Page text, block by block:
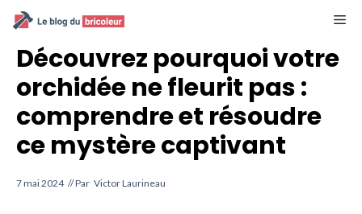
Aller
au
contenu
Découvrez pourquoi votre
orchidée ne fleurit pas :
comprendre et résoudre
ce mystère captivant
7 mai 2024 // Par Victor Laurineau